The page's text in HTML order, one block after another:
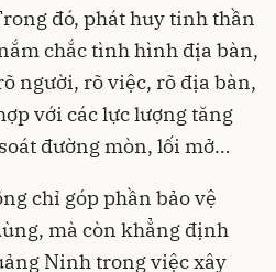
đó, phát huy tinh thần
chắc tình hình địa bàn,
người, rõ việc, rõ địa bàn,
với các lực lượng tăng
đường mòn, lối mở…
chỉ góp phần bảo vệ
mà còn khẳng định
Ninh trong việc xây